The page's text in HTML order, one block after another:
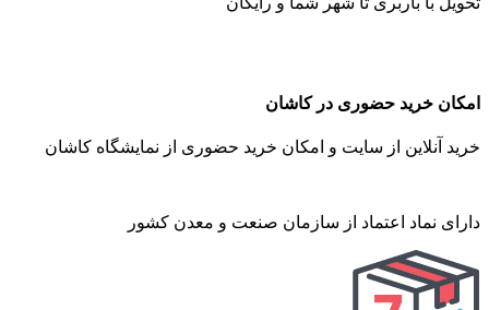
امکان خرید حضوری در کاشان
خرید آنلاین از سایت و امکان خرید حضوری از نمایشگاه کاشان
دارای نماد اعتماد از سازمان صنعت و معدن کشور